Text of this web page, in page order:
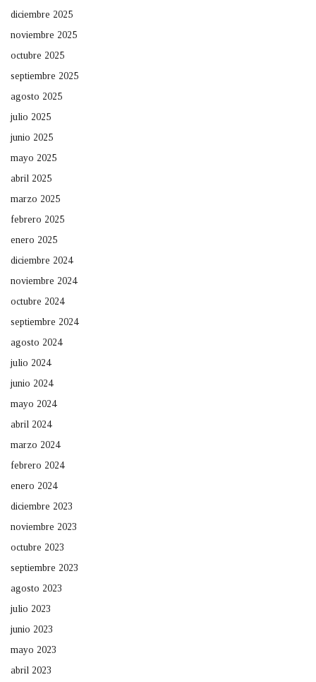
diciembre 2025
noviembre 2025
octubre 2025
septiembre 2025
agosto 2025
julio 2025
junio 2025
mayo 2025
abril 2025
marzo 2025
febrero 2025
enero 2025
diciembre 2024
noviembre 2024
octubre 2024
septiembre 2024
agosto 2024
julio 2024
junio 2024
mayo 2024
abril 2024
marzo 2024
febrero 2024
enero 2024
diciembre 2023
noviembre 2023
octubre 2023
septiembre 2023
agosto 2023
julio 2023
junio 2023
mayo 2023
abril 2023